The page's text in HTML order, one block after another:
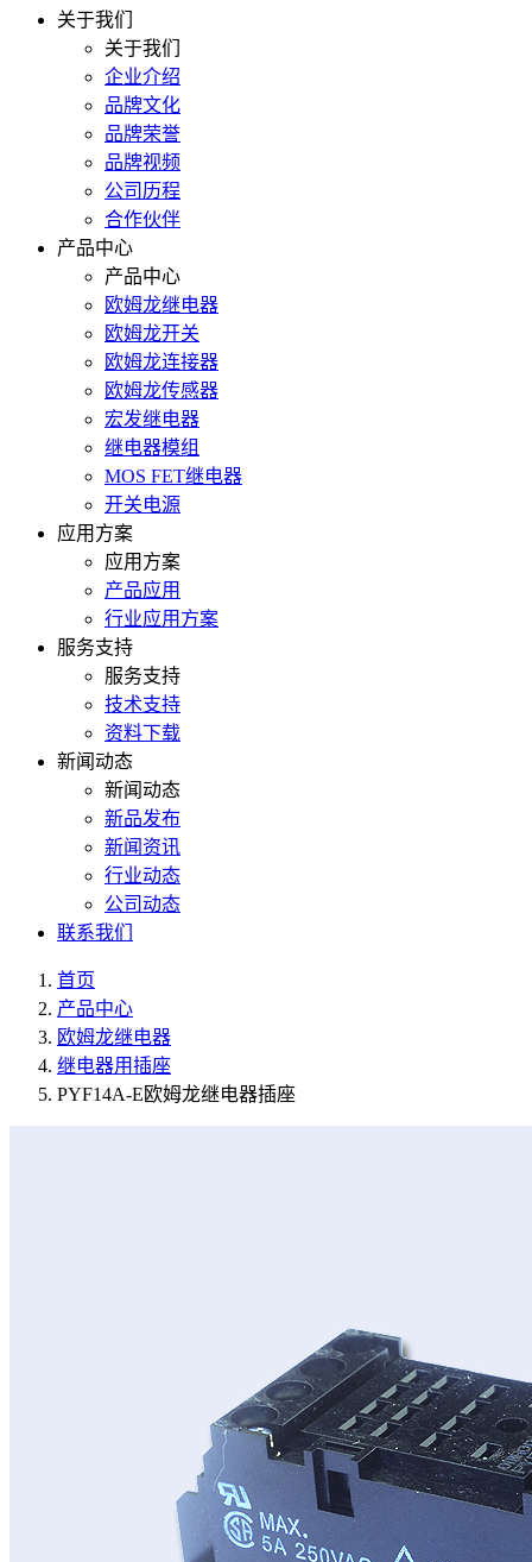
关于我们
关于我们
企业介绍
品牌文化
品牌荣誉
品牌视频
公司历程
合作伙伴
产品中心
产品中心
欧姆龙继电器
欧姆龙开关
欧姆龙连接器
欧姆龙传感器
宏发继电器
继电器模组
MOS FET继电器
开关电源
应用方案
应用方案
产品应用
行业应用方案
服务支持
服务支持
技术支持
资料下载
新闻动态
新闻动态
新品发布
新闻资讯
行业动态
公司动态
联系我们
首页
产品中心
欧姆龙继电器
继电器用插座
PYF14A-E欧姆龙继电器插座